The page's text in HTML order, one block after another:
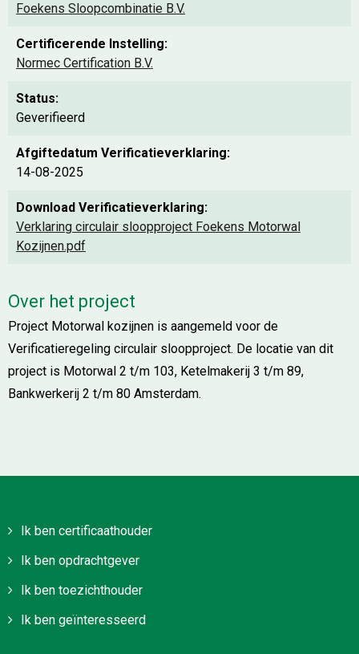
Foekens Sloopcombinatie B.V.
Certificerende Instelling:
Normec Certification B.V.
Status:
Geverifieerd
Afgiftedatum Verificatieverklaring:
14-08-2025
Download Verificatieverklaring:
Verklaring circulair sloopproject Foekens Motorwal
Kozijnen.pdf
Over het project
Project Motorwal kozijnen is aangemeld voor de
Verificatieregeling circulair sloopproject. De locatie van dit
project is Motorwal 2 t/m 103, Ketelmakerij 3 t/m 89,
Bankwerkerij 2 t/m 80 Amsterdam.
Ik ben certificaathouder
Ik ben opdrachtgever
Ik ben toezichthouder
Ik ben geïnteresseerd